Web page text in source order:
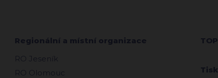
Regionální a místní organizace
RO Jeseník
RO Olomouc